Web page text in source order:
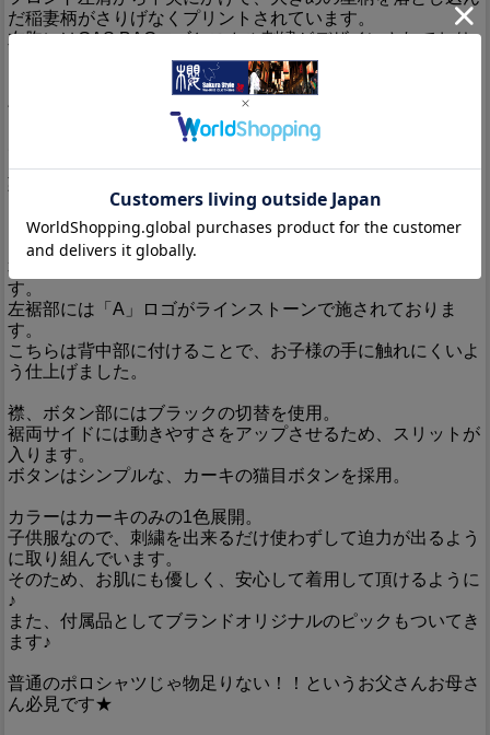
だ稲妻柄がさりげなくプリントされています。
左胸にはGAS BAGロゴとスカル刺繍がデザインされており
バックは、BRIDGE SHIP HOUSEらしいテイストのキュー
トなイラストをデザインしました！
大きな6つ目の宇宙人が、ビルを破壊しながら突き進んでい
ます。
こちらはホワイトとピンクを用いてデザインされており、カ
ーキのボディーによく馴染んでいます♪
右裾部にはブランドロゴ入りの布タグが縫い付けられていま
す。
左裾部には「A」ロゴがラインストーンで施されておりま
す。
こちらは背中部に付けることで、お子様の手に触れにくいよ
う仕上げました。
襟、ボタン部にはブラックの切替を使用。
裾両サイドには動きやすさをアップさせるため、スリットが
入ります。
ボタンはシンプルな、カーキの猫目ボタンを採用。
カラーはカーキのみの1色展開。
子供服なので、刺繍を出来るだけ使わずして迫力が出るよう
に取り組んでいます。
そのため、お肌にも優しく、安心して着用して頂けるように
♪
また、付属品としてブランドオリジナルのピックもついてき
ます♪
普通のポロシャツじゃ物足りない！！というお父さんお母さ
ん必見です★